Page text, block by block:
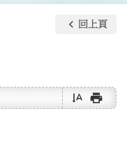
keyboard_arrow_left 回上頁
text_rotate_vertical print